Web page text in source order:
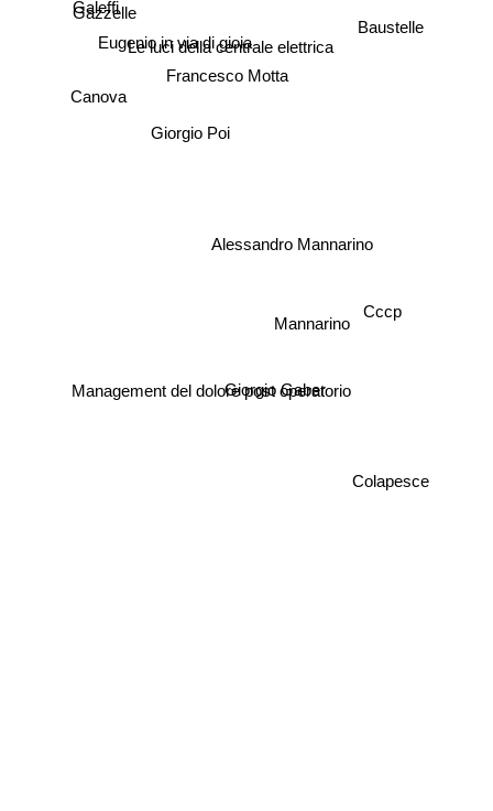
Eugenio in via di gioia
Francesco Motta
Le luci della centrale elettrica
Alessandro Mannarino
Mannarino
Giorgio Poi
Gazzelle
Canova
Galeffi
Giorgio Gaber
Baustelle
Management del dolore post operatorio
Colapesce
Cccp